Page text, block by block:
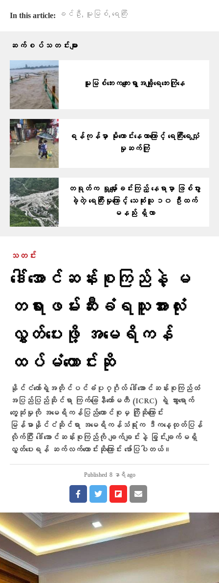
In this article: ခင်ဦး, မူးမြစ်, ရေကြီး
ဆက်စပ်သတင်းများ
မူးမြစ်ဘေးကကျေးရွာအချို့ရေဘေးကြုံနေ
ရန်ကုန်မှာ မိုးကောင်းနေတာကြောင့် ရေကြီးရေလျှံ
မှုဆက်ကြုံ
တရုတ်က ရှုမျှော်ခင်းကြည့် နေရာမှာ ဖြစ်ပွား
ခဲ့တဲ့ ရေကြီးမှုကြောင့် သေဆုံးသူ ၁၀ ဦးထက်
မနည်း ရှိလာ
သတင်း
ဒေါ်အောင်ဆန်းစုကြည်နဲ့ မ
တရားဖမ်းဆီးခံရသူအားလုံး
လွှတ်ပေးဖို့ အမေရိကန်
ထပ်မံတောင်းဆို
နိုင်ငံတော်ရဲ့အတိုင်ပင်ခံပုဂ္ဂိုလ် ဒေါ်အောင်ဆန်းစုကြည်ထံ
အပြည်ပြည်ဆိုင်ရာ ကြက်ခြေနီကော်မတီ (ICRC) ရဲ့ သွားရောက်
တွေ့ဆုံမှုကို အမေရိကန်ပြည်ထောင်စုမှ ကြိုဆိုကြောင်း
မြန်မာနိုင်ငံဆိုင်ရာ အမေရိကန်သံရုံးက ဒီကနေ့ထုတ်ပြန်
လိုက်ပြီး ဒေါ်အောင်ဆန်းစုကြည်ကို ချက်ချင်းနဲ့ ခြွင်းချက်မရှိ
လွှတ်ပေးရန် ဆက်လက်တောင်းဆိုကြောင်း ဖော်ပြပါတယ်။
Published 8 နာရီ ago